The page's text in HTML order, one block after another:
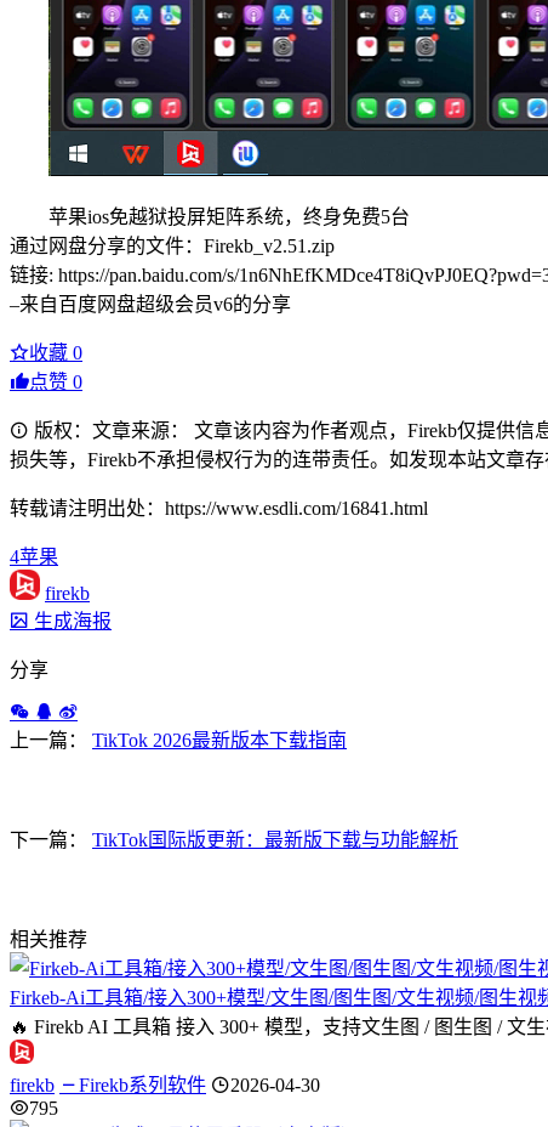
苹果ios免越狱投屏矩阵系统，终身免费5台
通过网盘分享的文件：Firekb_v2.51.zip
链接: https://pan.baidu.com/s/
–来自百度网盘超级会员v6的分享
收藏 0
点赞 0
版权：文章来源： 文章该内容为作者观点，Firekb仅提供
损失等，Firekb不承担侵权行为的连带责任。如发现本站文章
转载请注明出处：https://www.esdli.com/16841.html
4苹果
firekb
生成海报
分享
上一篇： TikTok 2026最新版本下载指南
下一篇： TikTok国际版更新：最新版下载与功能解析
相关推荐
Firkeb-Ai工具箱/接入300+模型/文生图/图生图/文生视频/图生视
🔥 Firekb AI 工具箱 接入 300+ 模型，支持文生图 / 图生图 /
firekb Firekb系列软件
2026-04-30
795